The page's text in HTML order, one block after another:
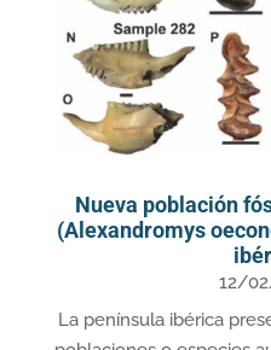
Nueva población
(Alexandromys
12/
La península ibérica